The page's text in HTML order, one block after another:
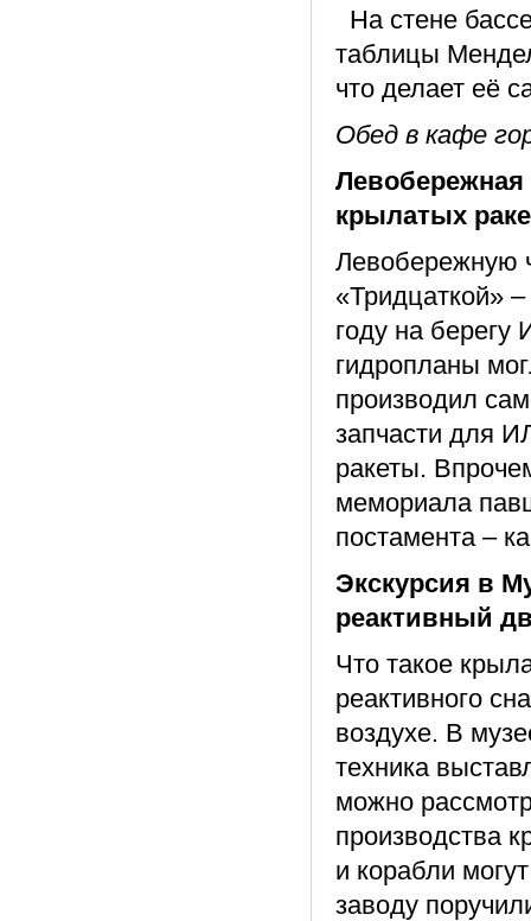
На стене
таблицы
что делает её
Обед в кафе
Левобережная
крылатых
Левобережную
«Тридцаткой»
году на берегу
гидропланы
производил
запчасти для
ракеты.
мемориала
постамента –
Экскурсия в
реактивный
Что такое
реактивного
воздухе. В
техника
можно
производства
и корабли
заводу